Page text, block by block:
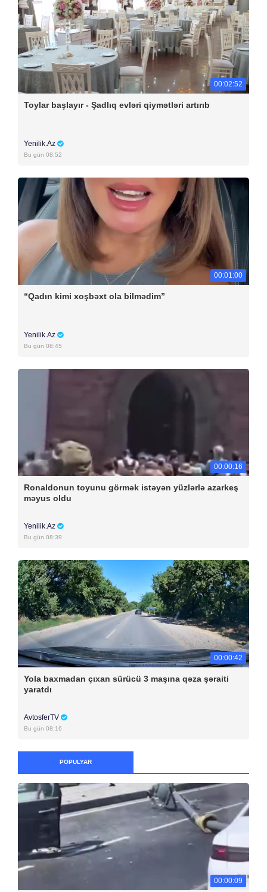
00:02:52
Toylar başlayır - Şadlıq evləri qiymətləri artırıb
Yenilik.Az
Bu gün 08:52
00:01:00
“Qadın kimi xoşbəxt ola bilmədim”
Yenilik.Az
Bu gün 08:45
00:00:16
Ronaldonun toyunu görmək istəyən yüzlərlə azarkeş
məyus oldu
Yenilik.Az
Bu gün 08:39
00:00:42
Yola baxmadan çıxan sürücü 3 maşına qəza şəraiti
yaratdı
AvtosferTV
Bu gün 08:16
POPULYAR
00:00:09